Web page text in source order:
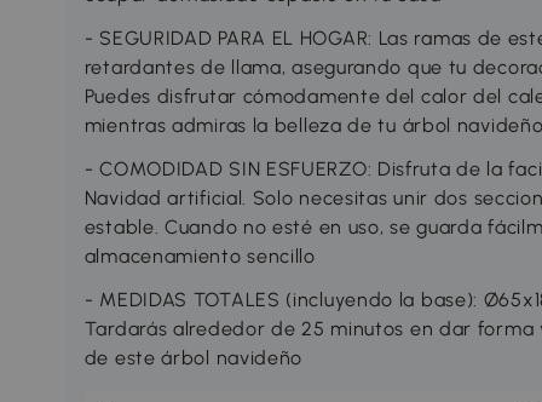
- SEGURIDAD PARA EL HOGAR: Las ramas de
retardantes de llama, asegurando que tu
Puedes disfrutar cómodamente del calor del
mientras admiras la belleza de tu árbol navideño
- COMODIDAD SIN ESFUERZO: Disfruta de la
Navidad artificial. Solo necesitas unir dos
estable. Cuando no esté en uso, se guarda
almacenamiento sencillo
- MEDIDAS TOTALES (incluyendo la base):
Tardarás alrededor de 25 minutos en dar
de este árbol navideño